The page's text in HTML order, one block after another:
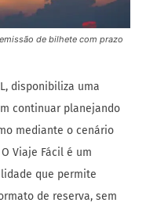
de bilhete com prazo
disponibiliza uma
continuar planejando
mediante o cenário
Viaje Fácil é um
que permite
de reserva, sem